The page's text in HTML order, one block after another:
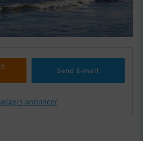
Send E-mail
annoncer